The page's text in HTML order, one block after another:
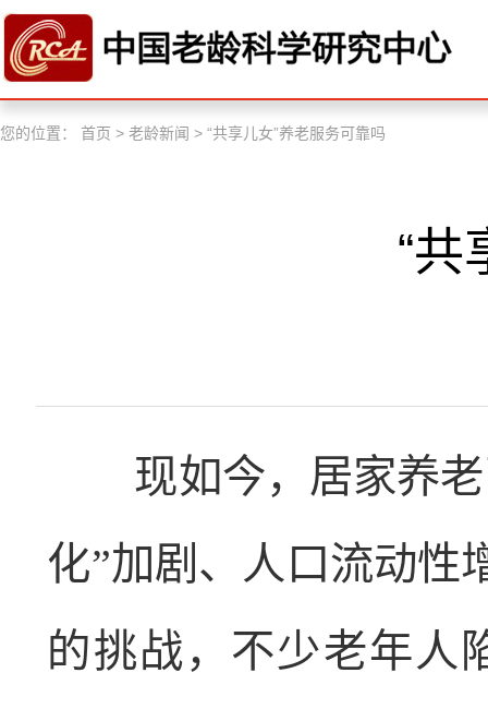
您的位置： 首页 > 老龄新闻 > “共享儿女”养老服务可靠吗
“共
现如今，居家养老
化”加剧、人口流动性
的挑战，不少老年人